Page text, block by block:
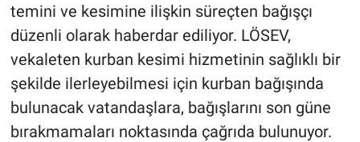
temini ve kesimine ilişkin süreçten bağışçı
düzenli olarak haberdar ediliyor. LÖSEV,
vekaleten kurban kesimi hizmetinin sağlıklı bir
şekilde ilerleyebilmesi için kurban bağışında
bulunacak vatandaşlara, bağışlarını son güne
bırakmamaları noktasında çağrıda bulunuyor.